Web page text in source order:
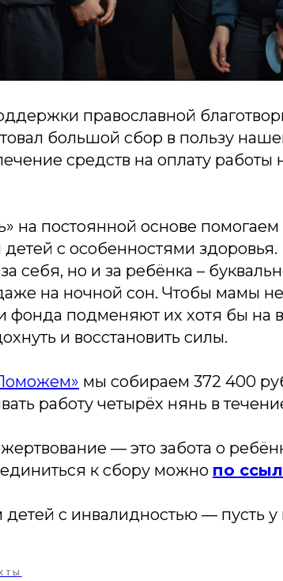
православной
большой сбор в пользу
средств на оплату
на постоянной основе
с особенностями здоровья.
себя, но и за ребёнка –
на ночной сон. Чтобы мамы не
фонда подменяют их хотя бы на
и восстановить силы.
мы собираем 372 400
работу четырёх нянь в
— это забота о
к сбору можно по
с инвалидностью — пусть у